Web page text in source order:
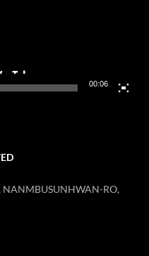
00:06
NANMBUSUNHWAN-RO,